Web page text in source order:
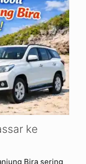
ke
Bira sering